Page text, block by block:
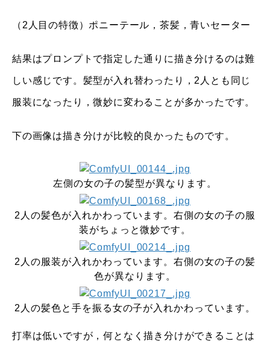
（2人目の特徴）ポニーテール，茶髪，青いセーター
結果はプロンプトで指定した通りに描き分けるのは難
しい感じです。髪型が入れ替わったり，2人とも同じ
服装になったり，微妙に変わることが多かったです。
下の画像は描き分けが比較的良かったものです。
左側の女の子の髪型が異なります。
2人の髪色が入れかわっています。右側の女の子の服
装がちょっと微妙です。
2人の服装が入れかわっています。右側の女の子の髪
色が異なります。
2人の髪色と手を振る女の子が入れかわっています。
打率は低いですが，何となく描き分けができることは